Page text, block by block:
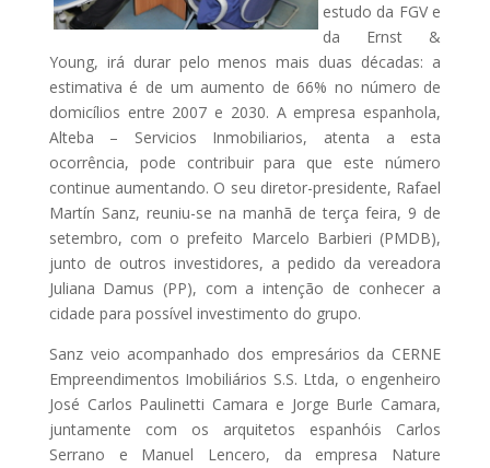
estudo da FGV e
da Ernst &
Young, irá durar pelo menos mais duas décadas: a
estimativa é de um aumento de 66% no número de
domicílios entre 2007 e 2030. A empresa espanhola,
Alteba – Servicios Inmobiliarios, atenta a esta
ocorrência, pode contribuir para que este número
continue aumentando. O seu diretor-presidente, Rafael
Martín Sanz, reuniu-se na manhã de terça feira, 9 de
setembro, com o prefeito Marcelo Barbieri (PMDB),
junto de outros investidores, a pedido da vereadora
Juliana Damus (PP), com a intenção de conhecer a
cidade para possível investimento do grupo.
Sanz veio acompanhado dos empresários da CERNE
Empreendimentos Imobiliários S.S. Ltda, o engenheiro
José Carlos Paulinetti Camara e Jorge Burle Camara,
juntamente com os arquitetos espanhóis Carlos
Serrano e Manuel Lencero, da empresa Nature